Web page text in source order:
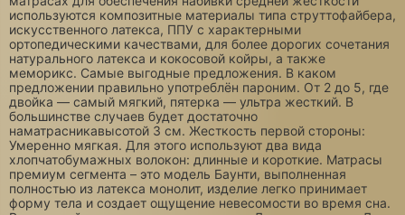
используются композитные материалы типа струттофайбера,
искусственного латекса, ППУ с характерными
ортопедическими качествами, для более дорогих сочетания
натурального латекса и кокосовой койры, а также
меморикс. Самые выгодные предложения. В каком
предложении правильно употреблён пароним. От 2 до 5, где
двойка — самый мягкий, пятерка — ультра жесткий. В
большинстве случаев будет достаточно
наматрасникавысотой 3 см. Жесткость первой стороны:
Умеренно мягкая. Для этого используют два вида
хлопчатобумажных волокон: длинные и короткие. Матрасы
премиум сегмента – это модель Баунти, выполненная
полностью из латекса монолит, изделие легко принимает
форму тела и создает ощущение невесомости во время сна.